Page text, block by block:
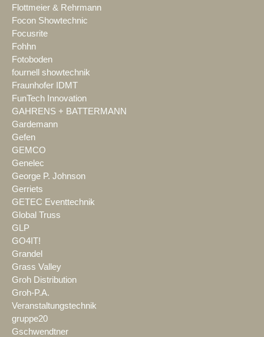
Flottmeier & Rehrmann
Focon Showtechnic
Focusrite
Fohhn
Fotoboden
fournell showtechnik
Fraunhofer IDMT
FunTech Innovation
GAHRENS + BATTERMANN
Gardemann
Gefen
GEMCO
Genelec
George P. Johnson
Gerriets
GETEC Eventtechnik
Global Truss
GLP
GO4IT!
Grandel
Grass Valley
Groh Distribution
Groh-P.A.
Veranstaltungstechnik
gruppe20
Gschwendtner